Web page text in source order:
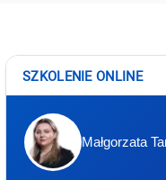
SZKOLENIE ONLINE
Małgorzata